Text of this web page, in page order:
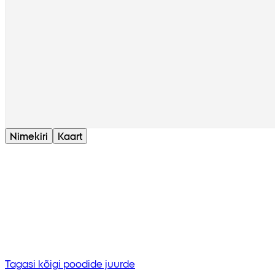
Nimekiri Kaart
Tagasi kõigi poodide juurde